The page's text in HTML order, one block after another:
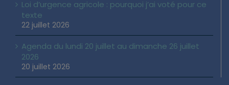
Loi d’urgence agricole : pourquoi j’ai voté pour ce
texte
22 juillet 2026
Agenda du lundi 20 juillet au dimanche 26 juillet
2026
20 juillet 2026